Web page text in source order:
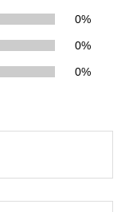
0%
0%
0%